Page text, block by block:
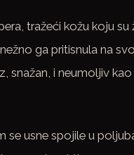
tražeći kožu koju su
ga pritisnula na
i neumoljiv
se usne spojile u